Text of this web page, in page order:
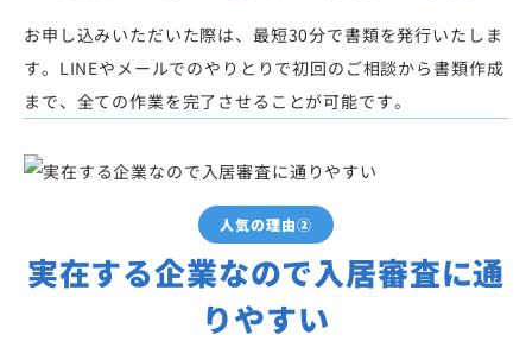
お申し込みいただいた際は、最短30分で書類を発行いたしま
す。LINEやメールでのやりとりで初回のご相談から書類作成
まで、全ての作業を完了させることが可能です。
人気の理由②
実在する企業なので入居審査に通
りやすい